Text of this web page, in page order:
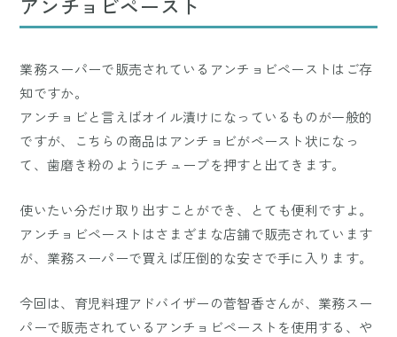
業務スーパーで販売されているアンチョビペーストはご存
知ですか。
アンチョビと言えばオイル漬けになっているものが一般的
ですが、こちらの商品はアンチョビがペースト状になっ
て、歯磨き粉のようにチューブを押すと出てきます。
使いたい分だけ取り出すことができ、とても便利ですよ。
アンチョビペーストはさまざまな店舗で販売されています
が、業務スーパーで買えば圧倒的な安さで手に入ります。
今回は、育児料理アドバイザーの菅智香さんが、業務スー
パーで販売されているアンチョビペーストを使用する、や